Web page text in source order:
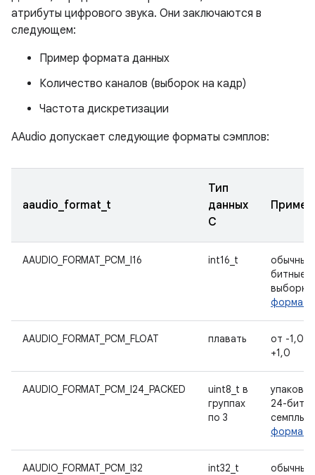
атрибуты цифрового звука. Они заключаются в
следующем:
Пример формата данных
Количество каналов (выборок на кадр)
Частота дискретизации
AAudio допускает следующие форматы сэмплов:
aaudio_format_t
Тип
данных
C
AAUDIO_FORMAT_PCM_I16 int16_t
обычные
битные
выборки,
формат
AAUDIO_FORMAT_PCM_FLOAT плавать
от -1,0
+1,0
AAUDIO_FORMAT_PCM_I24_PACKED
uint8_t в
группах
по 3
24-
семплы,
формат
AAUDIO_FORMAT_PCM_I32 int32_t
обычные